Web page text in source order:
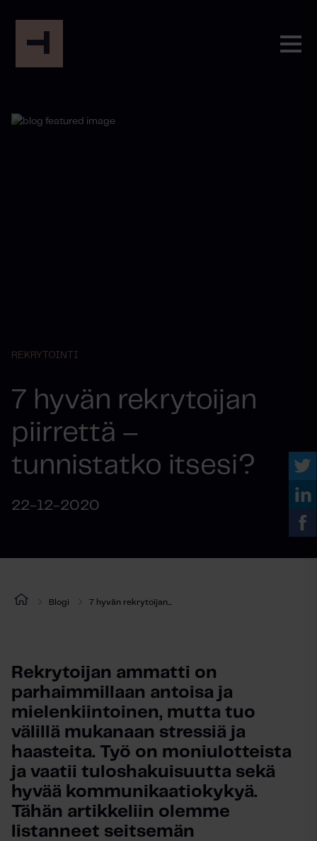
REKRYTOINTI
7 hyvän rekrytoijan
piirrettä –
tunnistatko itsesi?
22-12-2020
Blogi 7 hyvän rekrytoijan...
Rekrytoijan ammatti on
parhaimmillaan antoisa ja
mielenkiintoinen, mutta tuo
välillä mukanaan stressiä ja
haasteita. Työ on moniulotteista
ja vaatii tuloshakuisuutta sekä
hyvää kommunikaatiokykyä.
Tähän artikkeliin olemme
listanneet seitsemän